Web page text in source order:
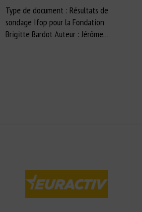
Type de document : Résultats de
sondage Ifop pour la Fondation
Brigitte Bardot Auteur : Jérôme…